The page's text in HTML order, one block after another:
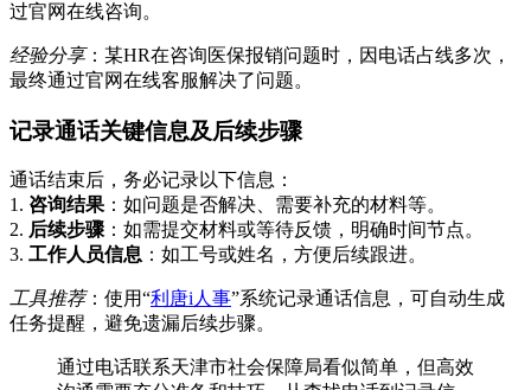
过官网在线咨询。
经验分享：某HR在咨询医保报销问题时，因电话占线多次，
最终通过官网在线客服解决了问题。
记录通话关键信息及后续步骤
通话结束后，务必记录以下信息：
1. 咨询结果：如问题是否解决、需要补充的材料等。
2. 后续步骤：如需提交材料或等待反馈，明确时间节点。
3. 工作人员信息 ：如工号或姓名，方便后续跟进。
工具推荐：使用“利唐i人事”系统记录通话信息，可自动生成
任务提醒，避免遗漏后续步骤。
通过电话联系天津市社会保障局看似简单，但高效